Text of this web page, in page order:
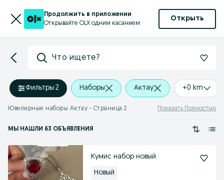
Продолжить в приложении
Открывайте OLX одним касанием
Открыть
Что ищете?
Фильтры·2 Наборы Актау +0 km
Ювелирные наборы Актау - Страница 2 Показать Полностью
МЫ НАШЛИ 63 ОБЪЯВЛЕНИЯ
Кумис набор новый
Новый